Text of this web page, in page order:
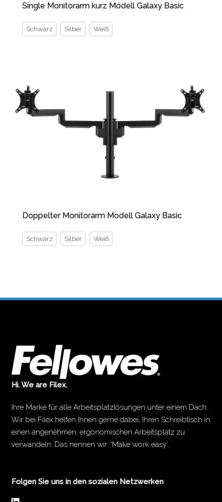
Single Monitorarm kurz Modell Galaxy Basic
Schwarz Silber Weiß
Doppelter Monitorarm Modell Galaxy Basic
Schwarz Silber Weiß
Hi. We are Filex.
Ihre Marke für alle Arbeitsplatzlösungen unter einem Dach.
Wir bei Filex helfen Ihnen gerne dabei, Ihren Schreibtisch in
einen angenehmen, ergonomischen Arbeitsplatz zu
verwandeln. Das nennen wir: ‘Make work easy’.
Folgen Sie uns in den sozialen Netzwerken